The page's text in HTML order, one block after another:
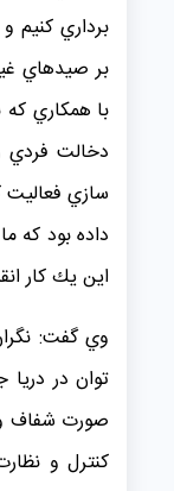
برداري
بر صيدهاي
با همكاري كه
دخالت
سازي فعاليت
داده بود كه
اين يك كار
وي گفت:
توان در دريا
صورت شفاف و
كنترل و